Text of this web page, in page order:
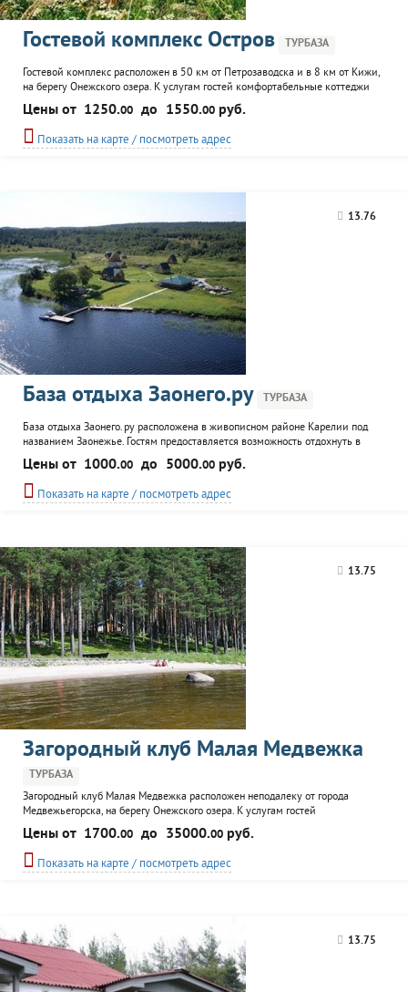
Гостевой комплекс Остров ТУРБАЗА
Гостевой комплекс расположен в 50 км от Петрозаводска и в 8 км от Кижи,
на берегу Онежского озера. К услугам гостей комфортабельные коттеджи
семейного и гостиничного типа, баня, столовая. Для любителей рыбной
ловли - организация рыбалки (как в летнее, так и в зимнее время года).
Возможна услуга трансфера до о. Кижи.
Цены от 1250.00 до 1550.00 руб.
Показать на карте / посмотреть адрес
13.76
База отдыха Заонего.ру ТУРБАЗА
База отдыха Заонего.ру расположена в живописном районе Карелии под
названием Заонежье. Гостям предоставляется возможность отдохнуть в
одном из деревянных коттеджей, попариться в бане, совершить
экскурсионные прогулки по достопримечательностям региона. Для рыбаков
и охотников - организация рыбной ловли на катерах и лодках, охота в
сопровождении егеря.
Цены от 1000.00 до 5000.00 руб.
Показать на карте / посмотреть адрес
13.75
Загородный клуб Малая Медвежка
ТУРБАЗА
Загородный клуб Малая Медвежка расположен неподалеку от города
Медвежьегорска, на берегу Онежского озера. К услугам гостей
комфортабельные коттеджи, рассчитанные как на большую компанию, так
и на уединенный романтический отдых. На территории клуба находится
ресторан, баня, прокат спортивного инвентаря и катеров. Возможна
организация рыбалки, экскурсий и других видов активного отдыха.
Цены от 1700.00 до 35000.00 руб.
Показать на карте / посмотреть адрес
13.75